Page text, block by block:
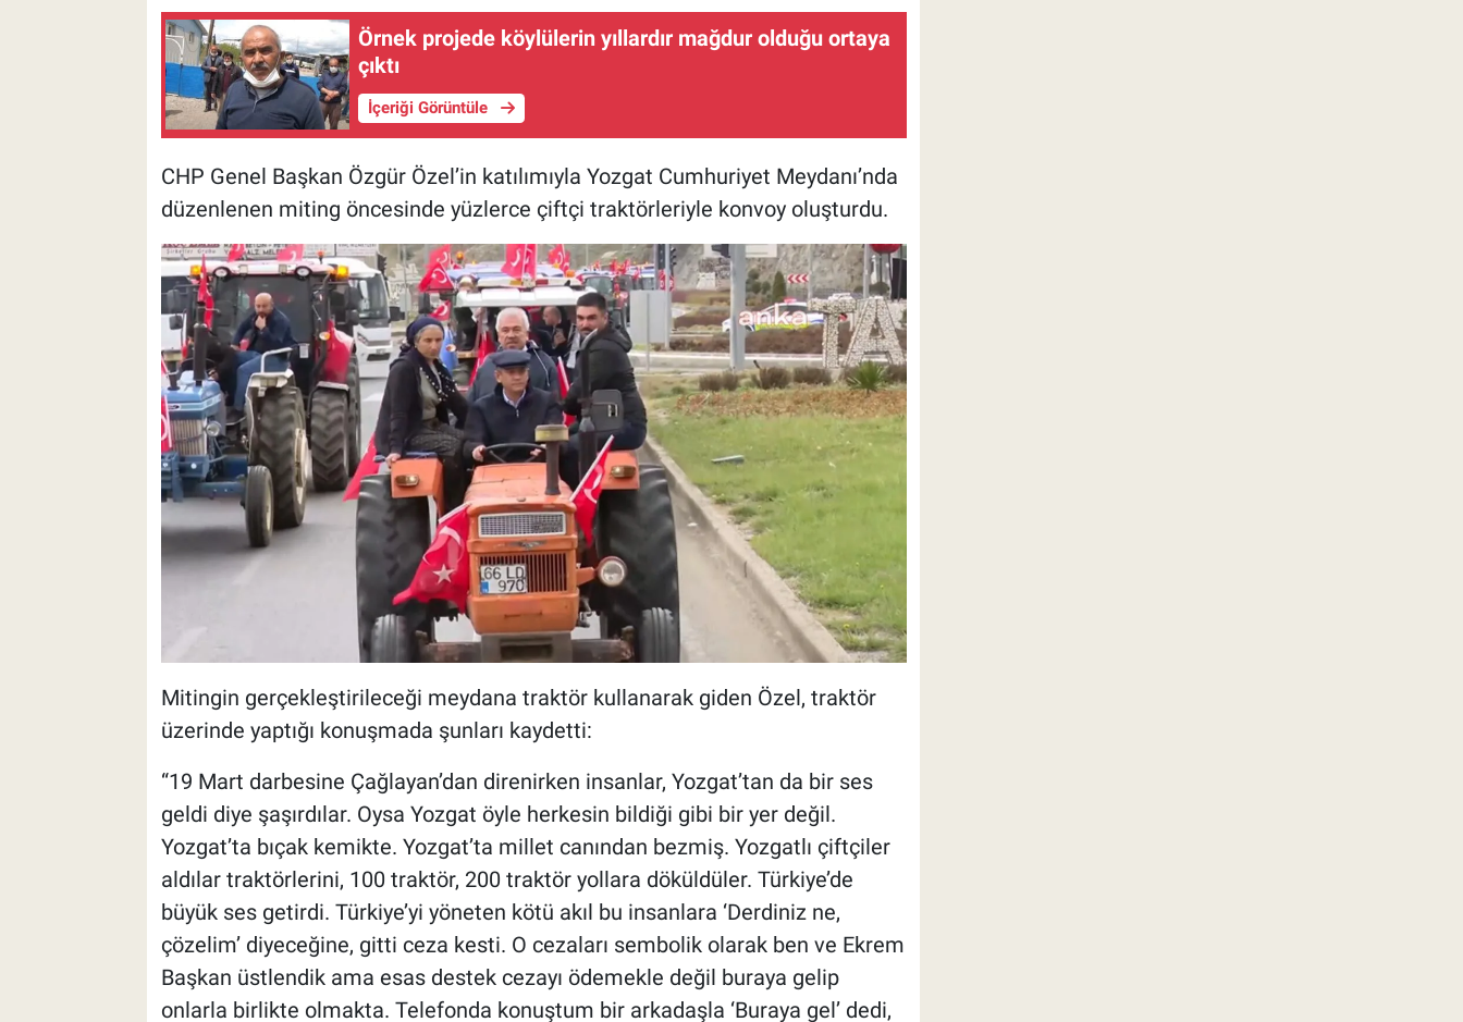
Örnek projede köylülerin yıllardır mağdur olduğu ortaya
çıktı
İçeriği Görüntüle
CHP Genel Başkan Özgür Özel’in katılımıyla Yozgat Cumhuriyet Meydanı’nda
düzenlenen miting öncesinde yüzlerce çiftçi traktörleriyle konvoy oluşturdu.
Mitingin gerçekleştirileceği meydana traktör kullanarak giden Özel, traktör
üzerinde yaptığı konuşmada şunları kaydetti:
“19 Mart darbesine Çağlayan’dan direnirken insanlar, Yozgat’tan da bir ses
geldi diye şaşırdılar. Oysa Yozgat öyle herkesin bildiği gibi bir yer değil.
Yozgat’ta bıçak kemikte. Yozgat’ta millet canından bezmiş. Yozgatlı çiftçiler
aldılar traktörlerini, 100 traktör, 200 traktör yollara döküldüler. Türkiye’de
büyük ses getirdi. Türkiye’yi yöneten kötü akıl bu insanlara ‘Derdiniz ne,
çözelim’ diyeceğine, gitti ceza kesti. O cezaları sembolik olarak ben ve Ekrem
Başkan üstlendik ama esas destek cezayı ödemekle değil buraya gelip
onlarla birlikte olmakta. Telefonda konuştum bir arkadaşla ‘Buraya gel’ dedi,